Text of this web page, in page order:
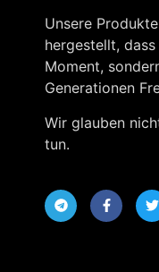
Unsere
hergestellt,
Moment,
Generationen
Wir glauben
tun.